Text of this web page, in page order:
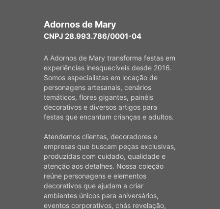
Adornos de Mary
CNPJ 28.993.786/0001-04
A Adornos de Mary transforma festas em
experiências inesquecíveis desde 2016.
Somos especialistas em locação de
personagens artesanais, cenários
temáticos, flores gigantes, painéis
decorativos e diversos artigos para
festas que encantam crianças e adultos.
Atendemos clientes, decoradores e
empresas que buscam peças exclusivas,
produzidas com cuidado, qualidade e
atenção aos detalhes. Nossa coleção
reúne personagens e elementos
decorativos que ajudam a criar
ambientes únicos para aniversários,
eventos corporativos, chás revelação,